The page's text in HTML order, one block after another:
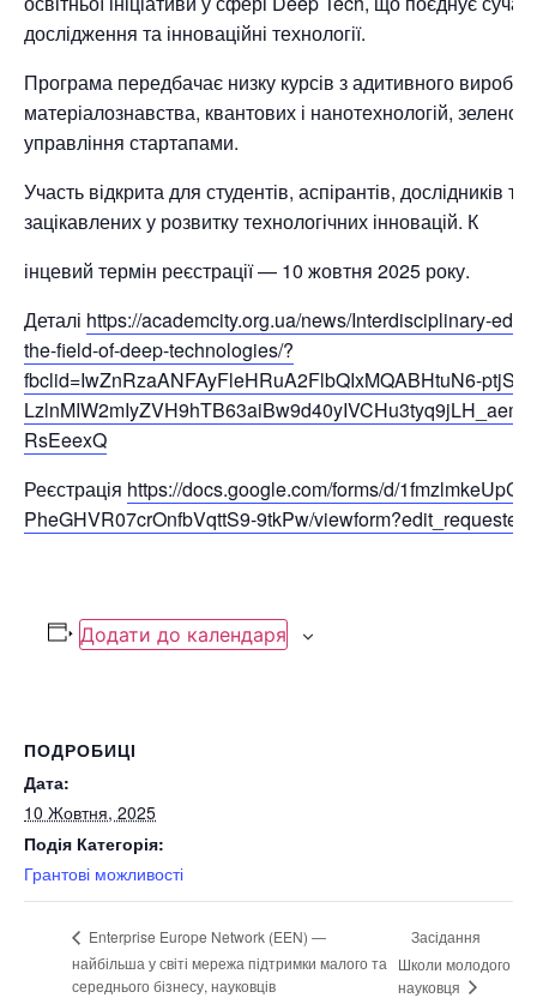
дослідження та інноваційні технології.
Програма передбачає низку курсів з адитивного
матеріалознавства, квантових і нанотехнологій, зеленої
управління стартапами.
Участь відкрита для студентів, аспірантів, дослідників та
зацікавлених у розвитку технологічних інновацій. К
інцевий термін реєстрації — 10 жовтня 2025 року.
Деталі https://academcity.org.ua/news/Interdisciplinary-
the-field-of-deep-technologies/?
fbclid=IwZnRzaANFAyFleHRuA2FlbQIxMQABHtuN6-
RsEeexQ
Реєстрація https://docs.google.com/forms/d/
PheGHVR07crOnfbVqttS9-9tkPw/
Додати до календаря
ПОДРОБИЦІ
Дата:
10 Жовтня, 2025
Подія Категорія:
Грантові можливості​
Enterprise Europe Network (EEN) —
найбільша у світі мережа підтримки малого та
середнього бізнесу, науковців
Засідання
Школи молодого
науковця